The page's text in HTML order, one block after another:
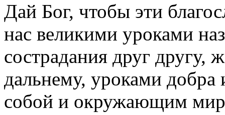
Дай Бог, чтобы эти
нас великими уроками
сострадания друг
дальнему, уроками
собой и окружающим